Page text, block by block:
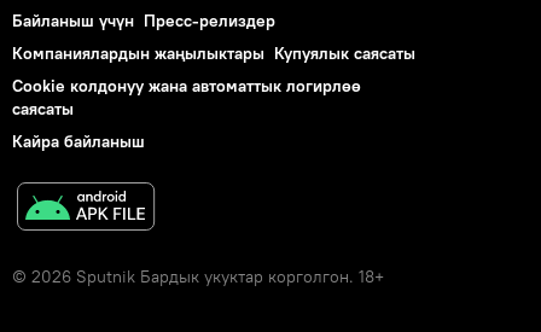
Байланыш үчүн Пресс-релиздер
Компаниялардын жаңылыктары Купуялык саясаты
Cookie колдонуу жана автоматтык логирлөө
саясаты
Кайра байланыш
© 2026 Sputnik Бардык укуктар корголгон. 18+